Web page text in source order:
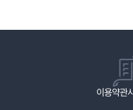
관련 시설
문화 및 집회이용약관